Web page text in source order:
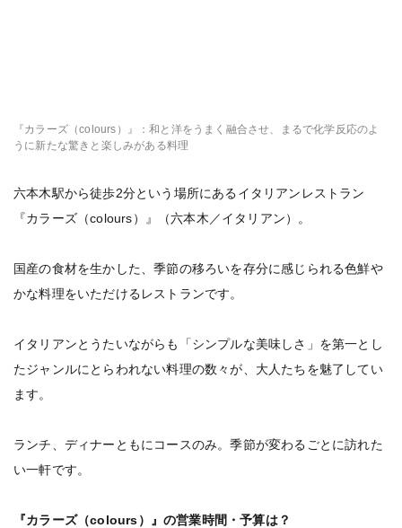
『カラーズ（colours）』：和と洋をうまく融合させ、まるで化学反応のよ
うに新たな驚きと楽しみがある料理
六本木駅から徒歩2分という場所にあるイタリアンレストラン
『カラーズ（colours）』（六本木／イタリアン）。
国産の食材を生かした、季節の移ろいを存分に感じられる色鮮や
かな料理をいただけるレストランです。
イタリアンとうたいながらも「シンプルな美味しさ」を第一とし
たジャンルにとらわれない料理の数々が、大人たちを魅了してい
ます。
ランチ、ディナーともにコースのみ。季節が変わるごとに訪れた
い一軒です。
『カラーズ（colours）』の営業時間・予算は？